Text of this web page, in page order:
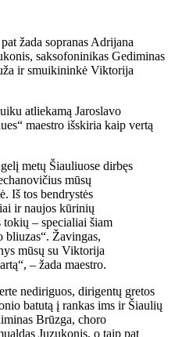
žada sopranas Adrijana
saksofoninikas Gediminas
ir smuikininkė Viktorija
atliekamą Jaroslavo
maestro išskiria kaip vertą
metų Šiauliuose dirbęs
mūsų
Iš tos bendrystės
ir naujos kūrinių
tokių – specialiai šiam
bliuzas“. Žavingas,
mūsų su Viktorija
– žada maestro.
nediriguos, dirigentų gretos
batutą į rankas ims ir Šiaulių
Brūzga, choro
Juzukonis, o taip pat